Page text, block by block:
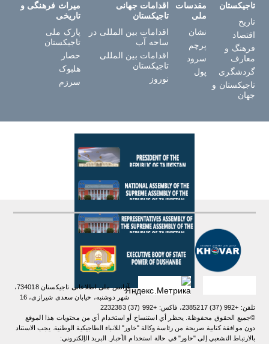
تاجیکستان
تاریخ
اقتصاد
فرهنگ و
معارف
گردشگری
تاجیکستان و
جهان
مقدسات
ملی
نشان
پرچم
سرود
پول
اقدامات جهانی
تاجیکستان
اقدامات بین المللی در
ساحه آب
اقدامات بین المللی
تاجیکستان
نوروز
میراث فرهنگی و
تاریخی
پارک ملی
تاجیکستان
حصار
هلبوک
سرزم
آژانس ملی اطلاعاتی تاجیکستان 734018،
شهر دوشنبه، خیابان سعدی شیرازی، 16
تلفن: +992 (37) 2385217، فاکس: +992 (37) 2232383
©جميع الحقوق محفوظة. يحظر أي استنساخ أو استخدام أي من محتويات هذا الموقع
دون موافقة كتابية صريحة من رئاسة وكالة "خاور" للانباء الطاجيكية الوطنية. یجب الاستناد
بالارتباط التشعبي إلى "خاور" في حالة استخدام الأخبار. البريد الإلكتروني: